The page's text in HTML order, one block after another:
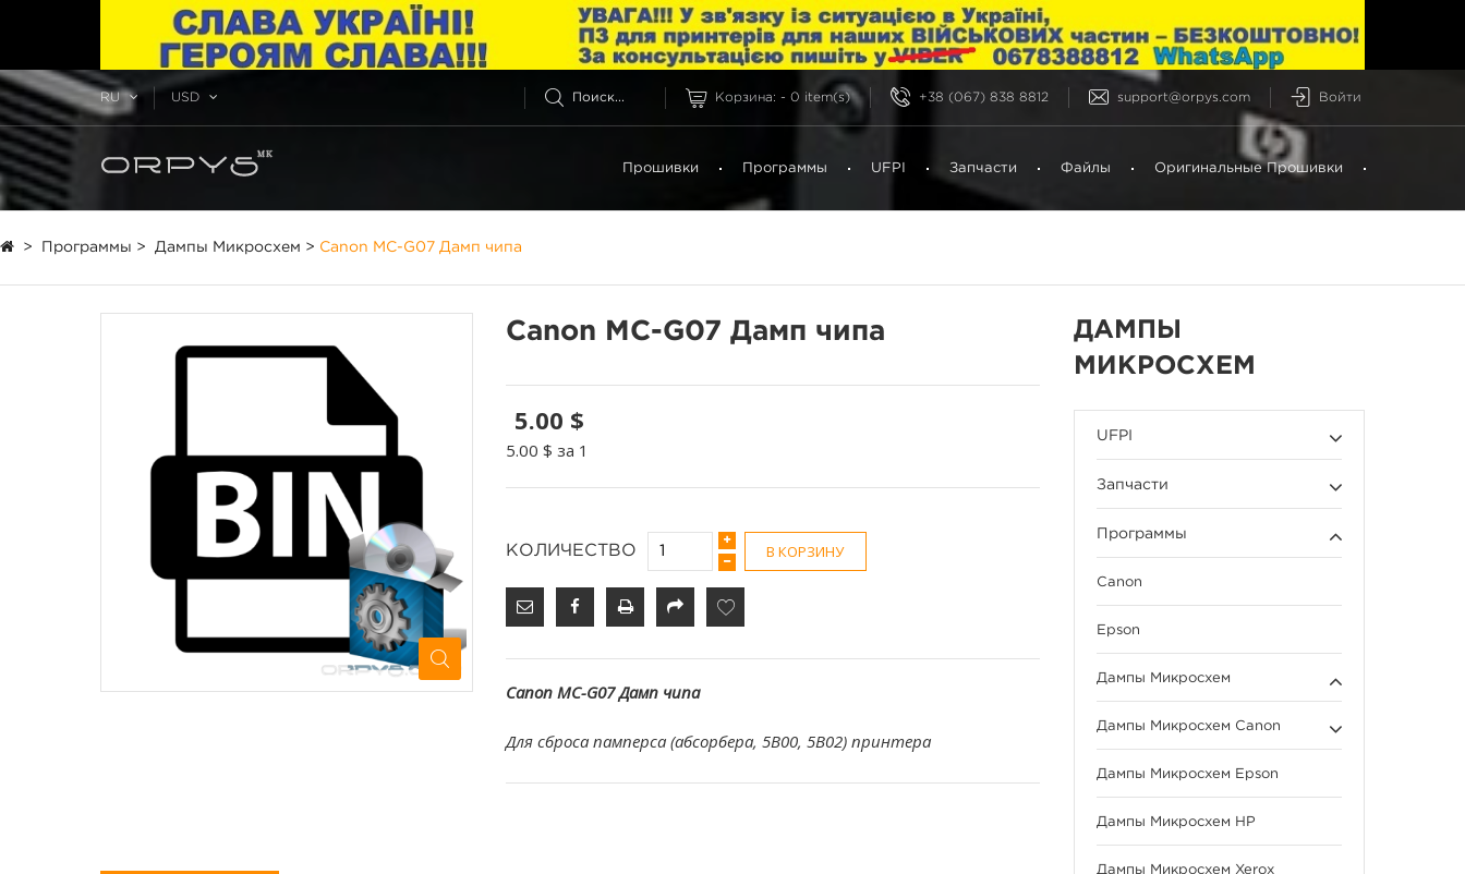
RU USD Корзина: - 0 item(s) +38 (067) 838 8812 support@orpys.com Войти
Прошивки Программы UFPI Запчасти Файлы Оригинальные Прошивки
> Программы > Дампы Микросхем > Canon MC-G07 Дамп чипа
Canon MC-G07 Дамп чипа
5.00 $
5.00 $ за 1
КОЛИЧЕСТВО В КОРЗИНУ
Canon MC-G07 Дамп чипа
Для сброса памперса (абсорбера, 5B00, 5B02) принтера
ДАМПЫ
МИКРОСХЕМ
UFPI
Запчасти
Программы
Canon
Epson
Дампы Микросхем
Дампы Микросхем Canon
Дампы Микросхем Epson
Дампы Микросхем HP
Дампы Микросхем Xerox